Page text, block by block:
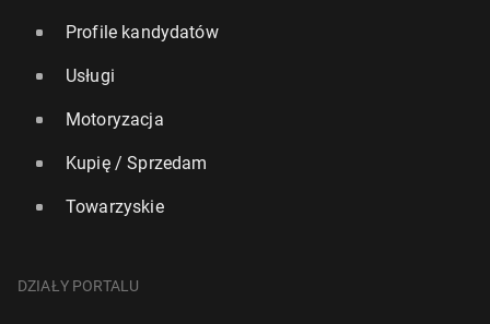
Profile kandydatów
Usługi
Motoryzacja
Kupię / Sprzedam
Towarzyskie
DZIAŁY PORTALU